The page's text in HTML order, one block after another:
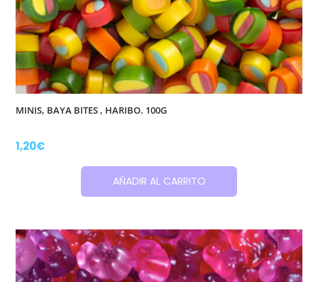
MINIS, BAYA BITES , HARIBO. 100G
1,20€
AÑADIR AL CARRITO